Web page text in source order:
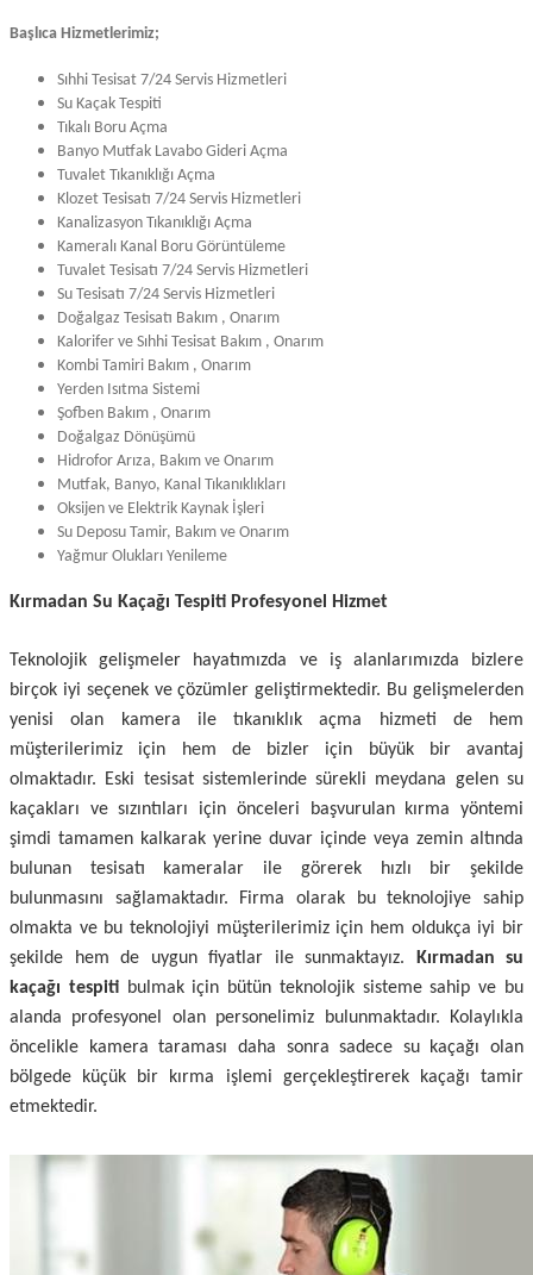
Başlıca Hizmetlerimiz;
Sıhhi Tesisat 7/24 Servis Hizmetleri
Su Kaçak Tespiti
Tıkalı Boru Açma
Banyo Mutfak Lavabo Gideri Açma
Tuvalet Tıkanıklığı Açma
Klozet Tesisatı 7/24 Servis Hizmetleri
Kanalizasyon Tıkanıklığı Açma
Kameralı Kanal Boru Görüntüleme
Tuvalet Tesisatı 7/24 Servis Hizmetleri
Su Tesisatı 7/24 Servis Hizmetleri
Doğalgaz Tesisatı Bakım , Onarım
Kalorifer ve Sıhhi Tesisat Bakım , Onarım
Kombi Tamiri Bakım , Onarım
Yerden Isıtma Sistemi
Şofben Bakım , Onarım
Doğalgaz Dönüşümü
Hidrofor Arıza, Bakım ve Onarım
Mutfak, Banyo, Kanal Tıkanıklıkları
Oksijen ve Elektrik Kaynak İşleri
Su Deposu Tamir, Bakım ve Onarım
Yağmur Olukları Yenileme
Kırmadan Su Kaçağı Tespiti Profesyonel Hizmet
Teknolojik gelişmeler hayatımızda ve iş alanlarımızda bizlere
birçok iyi seçenek ve çözümler geliştirmektedir. Bu gelişmelerden
yenisi olan kamera ile tıkanıklık açma hizmeti de hem
müşterilerimiz için hem de bizler için büyük bir avantaj
olmaktadır. Eski tesisat sistemlerinde sürekli meydana gelen su
kaçakları ve sızıntıları için önceleri başvurulan kırma yöntemi
şimdi tamamen kalkarak yerine duvar içinde veya zemin altında
bulunan tesisatı kameralar ile görerek hızlı bir şekilde
bulunmasını sağlamaktadır. Firma olarak bu teknolojiye sahip
olmakta ve bu teknolojiyi müşterilerimiz için hem oldukça iyi bir
şekilde hem de uygun fiyatlar ile sunmaktayız.
Kırmadan su
kaçağı tespitibulmak için bütün teknolojik sisteme sahip ve bu
alanda profesyonel olan personelimiz bulunmaktadır. Kolaylıkla
öncelikle kamera taraması daha sonra sadece su kaçağı olan
bölgede küçük bir kırma işlemi gerçekleştirerek kaçağı tamir
etmektedir.